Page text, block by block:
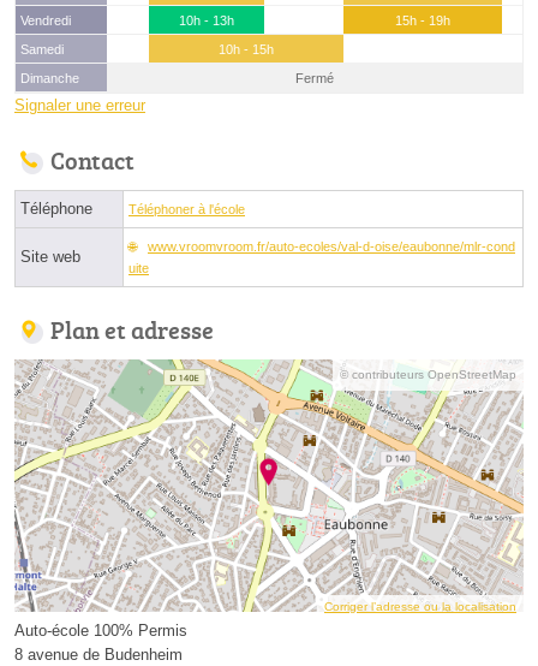
Vendredi
10h - 13h
15h - 19h
Samedi
10h - 15h
Dimanche
Fermé
Signaler une erreur
Contact
Téléphone Téléphoner à l'école
Site web
www.vroomvroom.fr/auto-ecoles/val-d-oise/eaubonne/mlr-cond
uite
Plan et adresse
© contributeurs OpenStreetMap
Corriger l’adresse ou la localisation
Auto-école 100% Permis
8 avenue de Budenheim